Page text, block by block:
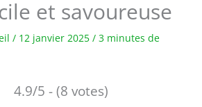
et savoureuse
/ 12 janvier 2025 / 3 minutes de
4.9/5 - (8 votes)